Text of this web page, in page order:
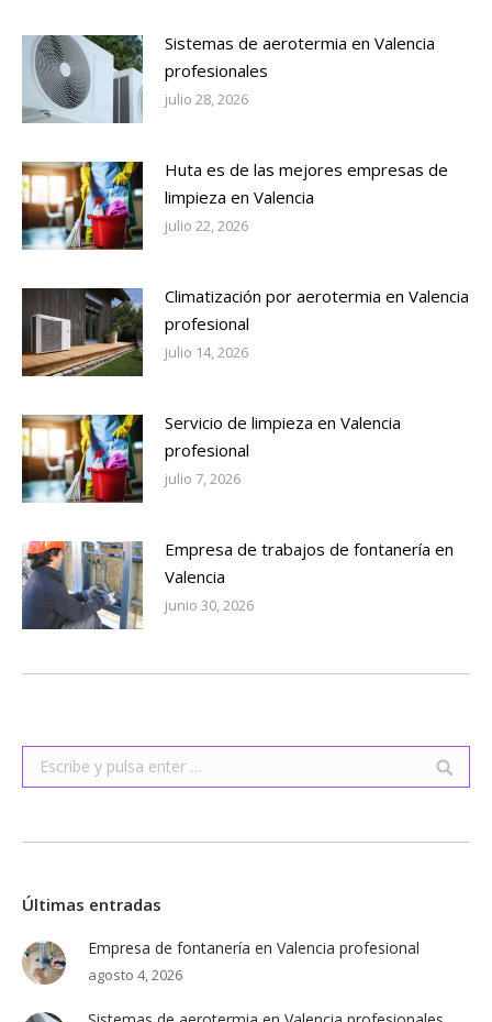
Sistemas de aerotermia en Valencia
profesionales
julio 28, 2026
Huta es de las mejores empresas de
limpieza en Valencia
julio 22, 2026
Climatización por aerotermia en Valencia
profesional
julio 14, 2026
Servicio de limpieza en Valencia
profesional
julio 7, 2026
Empresa de trabajos de fontanería en
Valencia
junio 30, 2026
Buscar:
Últimas entradas
Empresa de fontanería en Valencia profesional
agosto 4, 2026